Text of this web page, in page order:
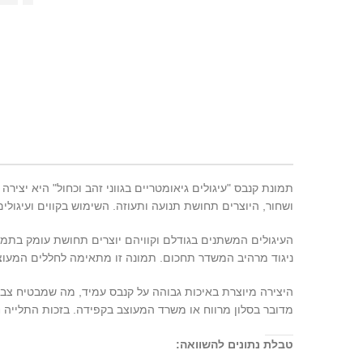
תמונת קנבס "עיגולים גיאומטריים בגווני זהב וכחול" היא
ושחור, היוצרים תחושת תנועה ותעוזה. השימוש בקווים
העיגולים המשתנים בגודלם וקוויהם יוצרים תחושת עומק
ניגוד מרהיב המשדר תחכום. תמונה זו מתאימה לחללים
היצירה מיוצרת באיכות גבוהה על קנבס עמיד, מה שמבטיח
מדובר בסלון מרווח או משרד המעוצב בקפידה. בזכות
טבלת נתונים להשוואה: